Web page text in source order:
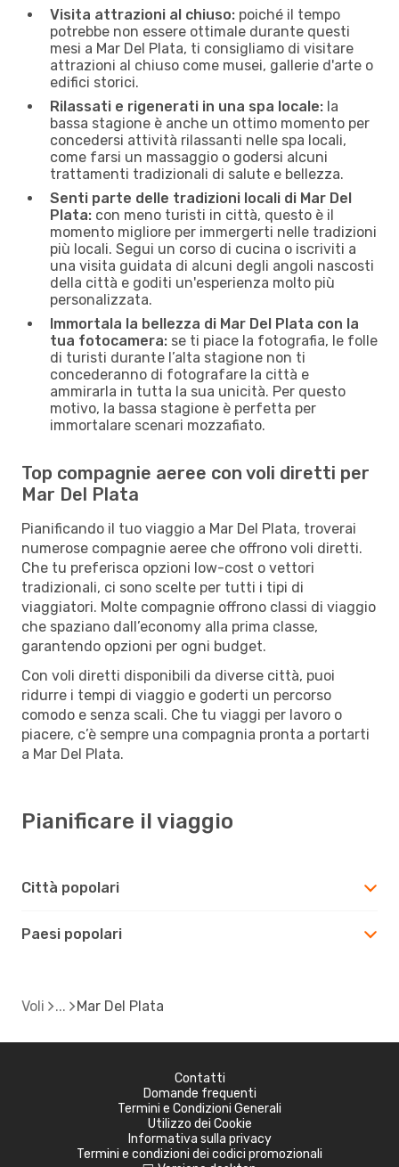
Visita attrazioni al chiuso: poiché il tempo
potrebbe non essere ottimale durante questi
mesi a Mar Del Plata, ti consigliamo di visitare
attrazioni al chiuso come musei, gallerie d'arte o
edifici storici.
Rilassati e rigenerati in una spa locale: la
bassa stagione è anche un ottimo momento per
concedersi attività rilassanti nelle spa locali,
come farsi un massaggio o godersi alcuni
trattamenti tradizionali di salute e bellezza.
Senti parte delle tradizioni locali di Mar Del
Plata: con meno turisti in città, questo è il
momento migliore per immergerti nelle tradizioni
più locali. Segui un corso di cucina o iscriviti a
una visita guidata di alcuni degli angoli nascosti
della città e goditi un'esperienza molto più
personalizzata.
Immortala la bellezza di Mar Del Plata con la
tua fotocamera: se ti piace la fotografia, le folle
di turisti durante l’alta stagione non ti
concederanno di fotografare la città e
ammirarla in tutta la sua unicità. Per questo
motivo, la bassa stagione è perfetta per
immortalare scenari mozzafiato.
Top compagnie aeree con voli diretti per
Mar Del Plata
Pianificando il tuo viaggio a Mar Del Plata, troverai
numerose compagnie aeree che offrono voli diretti.
Che tu preferisca opzioni low-cost o vettori
tradizionali, ci sono scelte per tutti i tipi di
viaggiatori. Molte compagnie offrono classi di viaggio
che spaziano dall’economy alla prima classe,
garantendo opzioni per ogni budget.
Con voli diretti disponibili da diverse città, puoi
ridurre i tempi di viaggio e goderti un percorso
comodo e senza scali. Che tu viaggi per lavoro o
piacere, c’è sempre una compagnia pronta a portarti
a Mar Del Plata.
Pianificare il viaggio
Città popolari
Paesi popolari
Voli Mar Del Plata
Contatti
Domande frequenti
Termini e Condizioni Generali
Utilizzo dei Cookie
Informativa sulla privacy
Termini e condizioni dei codici promozionali